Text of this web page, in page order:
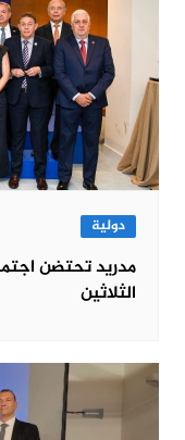
دولية
مدريد تحتضن
الثلاثين